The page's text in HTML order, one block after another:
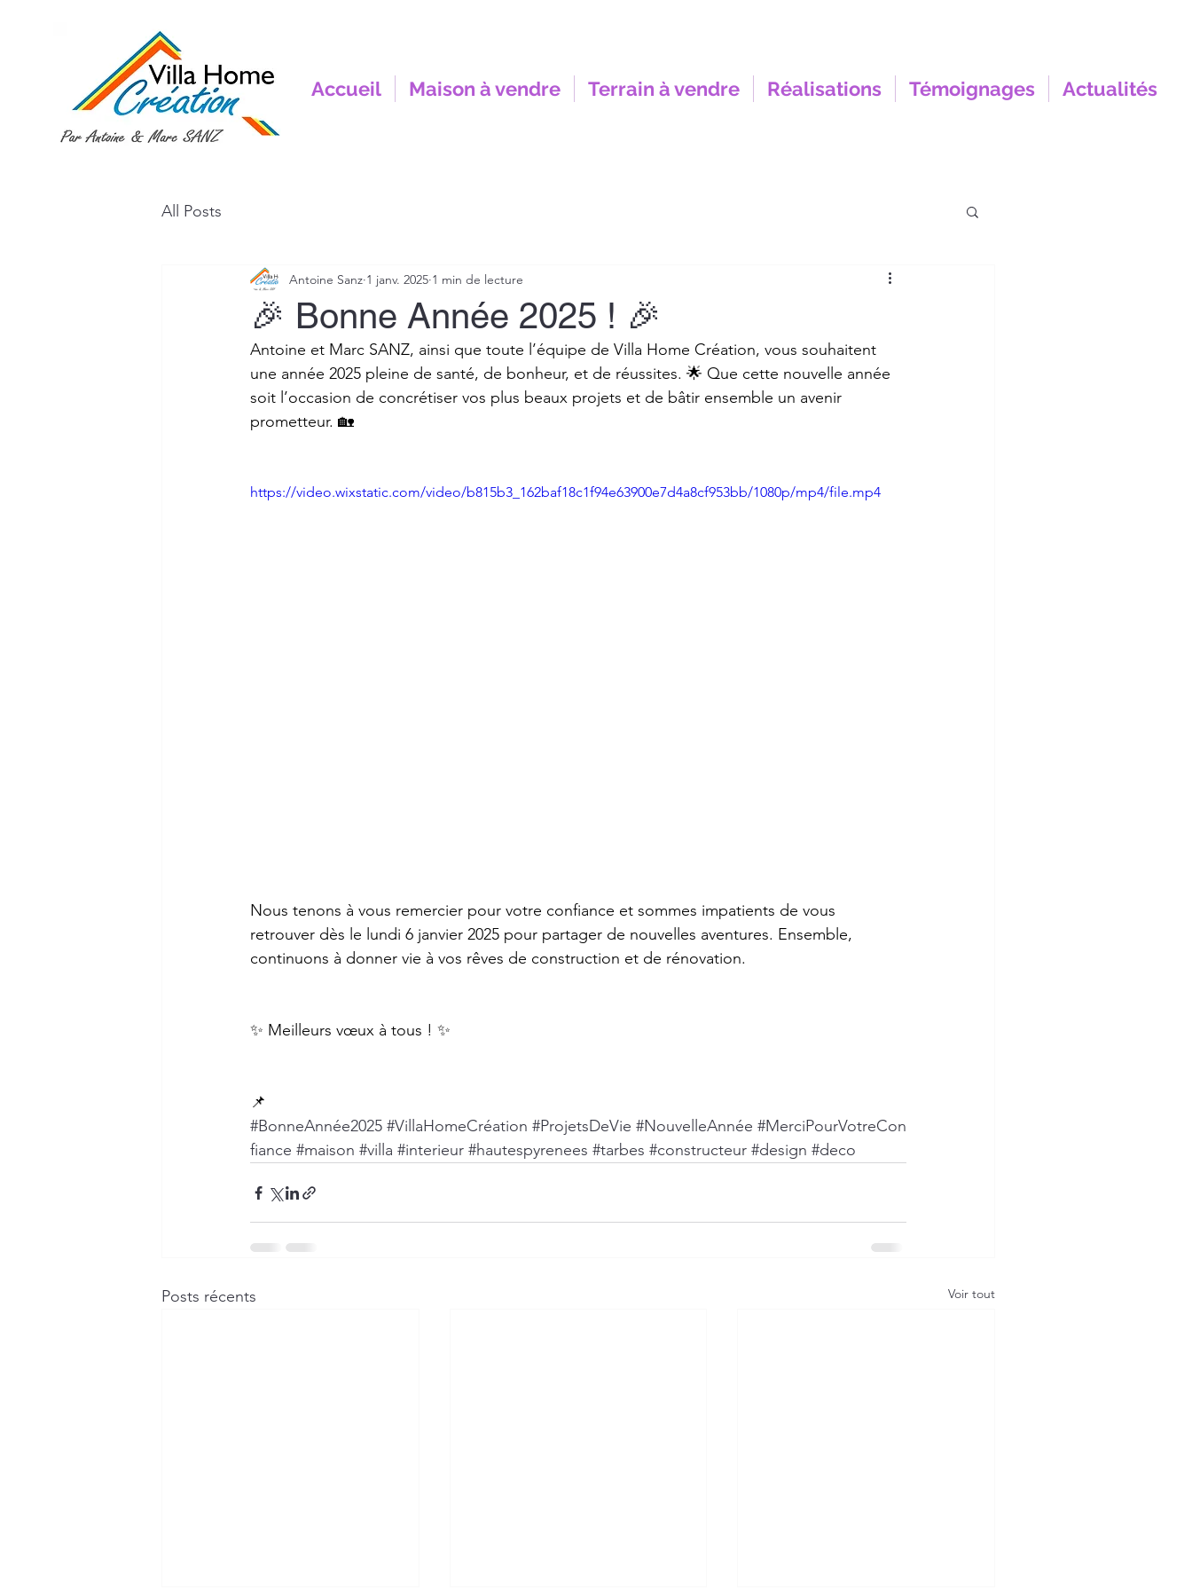
Accueil Maison à vendre Terrain à vendre Réalisations Témoignages Actualités
All Posts
🎉 Bonne Année 2025 ! 🎉
Antoine Sanz 1 janv. 2025 1 min de lecture
Antoine et Marc SANZ, ainsi que toute l’équipe de Villa Home Création, vous souhaitent
une année 2025 pleine de santé, de bonheur, et de réussites. 🌟 Que cette nouvelle année
soit l’occasion de concrétiser vos plus beaux projets et de bâtir ensemble un avenir
prometteur. 🏡
https://video.wixstatic.com/video/b815b3_162baf18c1f94e63900e7d4a8cf953bb/1080p/mp4/file.mp4
Nous tenons à vous remercier pour votre confiance et sommes impatients de vous
retrouver dès le lundi 6 janvier 2025 pour partager de nouvelles aventures. Ensemble,
continuons à donner vie à vos rêves de construction et de rénovation.
✨ Meilleurs vœux à tous ! ✨
📌
#BonneAnnée2025 #VillaHomeCréation #ProjetsDeVie #NouvelleAnnée #MerciPourVotreCon
fiance #maison #villa #interieur #hautespyrenees #tarbes #constructeur #design #deco
Posts récents Voir tout